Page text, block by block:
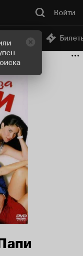
Войти